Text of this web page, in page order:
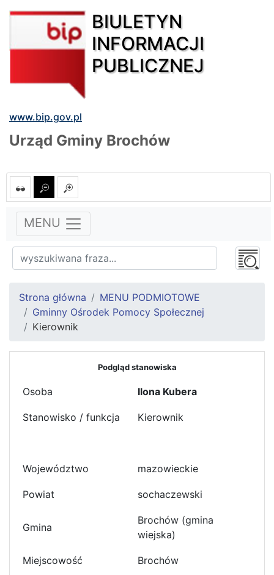
BIULETYN
INFORMACJI
PUBLICZNEJ
www.bip.gov.pl
Urząd Gminy Brochów
MENU
Strona główna
MENU PODMIOTOWE
Gminny Ośrodek Pomocy Społecznej
Kierownik
Podgląd stanowiska
Osoba Ilona Kubera
Stanowisko / funkcja Kierownik
Województwo mazowieckie
Powiat sochaczewski
Gmina
Brochów (gmina
wiejska)
Miejscowość Brochów